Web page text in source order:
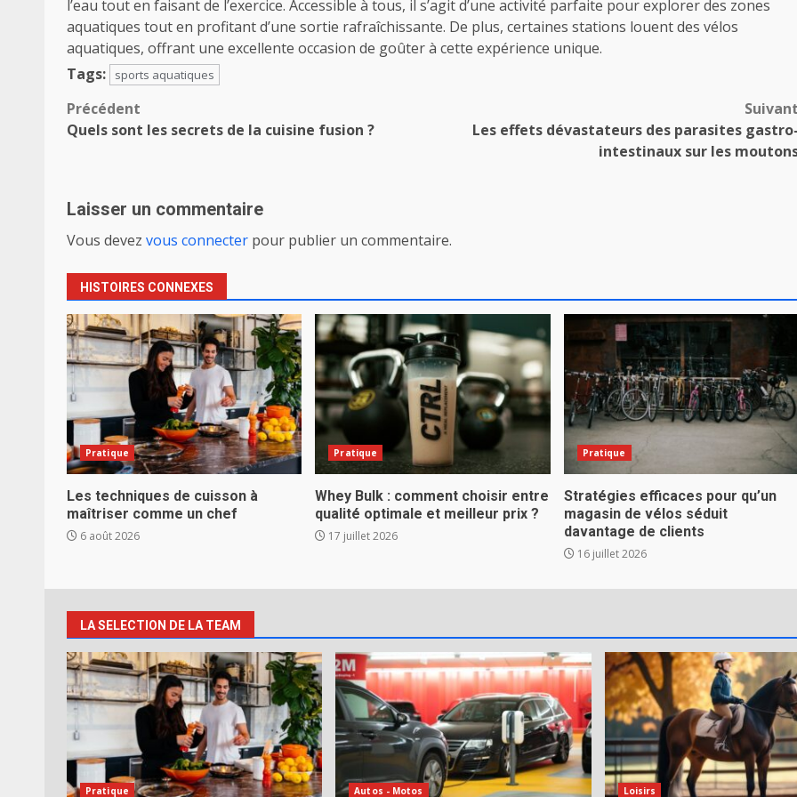
l’eau tout en faisant de l’exercice. Accessible à tous, il s’agit d’une activité parfaite pour explorer des zones
aquatiques tout en profitant d’une sortie rafraîchissante. De plus, certaines stations louent des vélos
aquatiques, offrant une excellente occasion de goûter à cette expérience unique.
Tags:
sports aquatiques
Navigation
Précédent
Quels sont les secrets de la cuisine fusion ?
Suivant
Les effets dévastateurs des parasites gastro-
intestinaux sur les
Laisser un commentaire
Vous devez vous connecter pour publier un commentaire.
HISTOIRES CONNEXES
Pratique
Les techniques de cuisson à
maîtriser comme un chef
6 août 2026
Pratique
Whey Bulk : comment choisir entre
qualité optimale et meilleur prix ?
17 juillet 2026
Pratique
Stratégies efficaces pour qu’un
magasin de vélos séduit
davantage de clients
16 juillet 2026
LA SELECTION DE LA TEAM
Pratique Autos - Motos Loisirs